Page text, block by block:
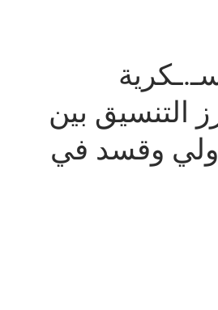
التنسيق بين
وقسد في